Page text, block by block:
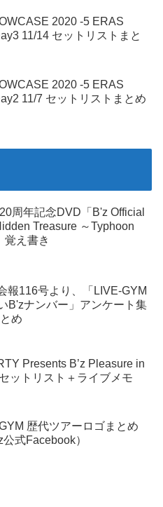
2020 -5 ERAS
11/14 セットリストまと
2020 -5 ERAS
11/7 セットリストまとめ
周年記念DVD「B'z Official
Treasure ～Typhoon
覚え書き
報116号より、「LIVE-GYM
B'zナンバー」アンケート集
め
Presents B’z Pleasure in
ットリスト＋ライブメモ
歴代ツアーロゴまとめ
公式Facebook）